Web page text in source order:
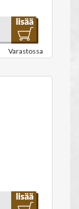
Varastossa